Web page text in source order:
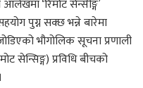
‘रिमोट सेन्सीङ्ग’
पुग्न सक्छ भन्ने बारेमा
भौगोलिक सूचना प्रणाली
सेन्सिङ्ग) प्रविधि बीचको